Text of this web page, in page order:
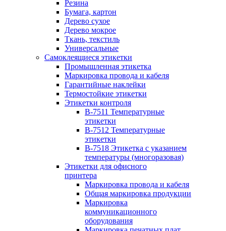
Резина
Бумага, картон
Дерево сухое
Дерево мокрое
Ткань, текстиль
Универсальные
Самоклеящиеся этикетки
Промышленная этикетка
Маркировка провода и кабеля
Гарантийные наклейки
Термостойкие этикетки
Этикетки контроля
B-7511 Температурные
этикетки
B-7512 Температурные
этикетки
B-7518 Этикетка с указанием
температуры (многоразовая)
Этикетки для офисного
принтера
Маркировка провода и кабеля
Общая маркировка продукции
Маркировка
коммуникационного
оборудования